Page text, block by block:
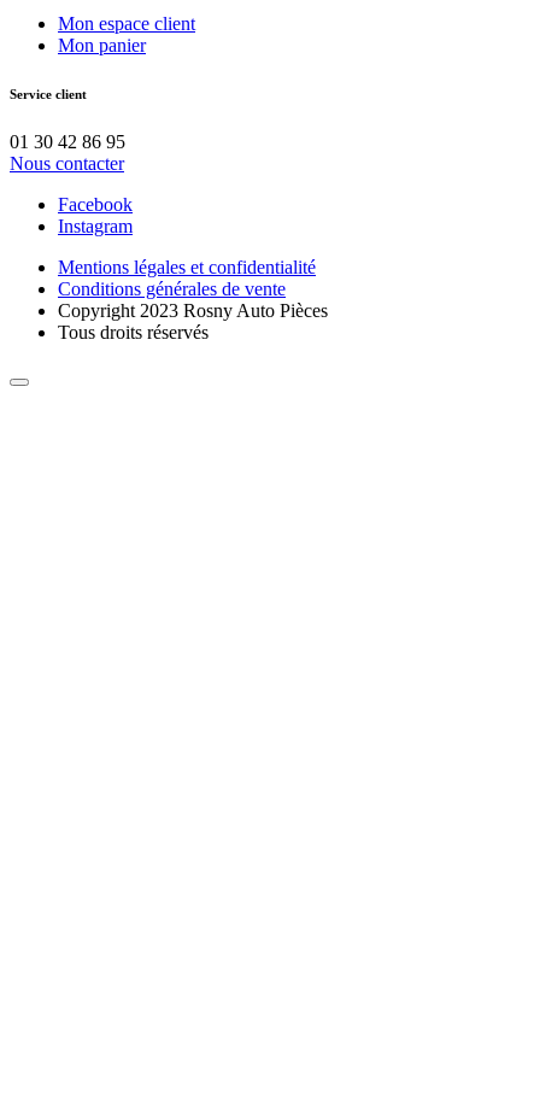
Mon espace client
Mon panier
Service client
01 30 42 86 95
Nous contacter
Facebook
Instagram
Mentions légales et confidentialité
Conditions générales de vente
Copyright 2023 Rosny Auto Pièces
Tous droits réservés